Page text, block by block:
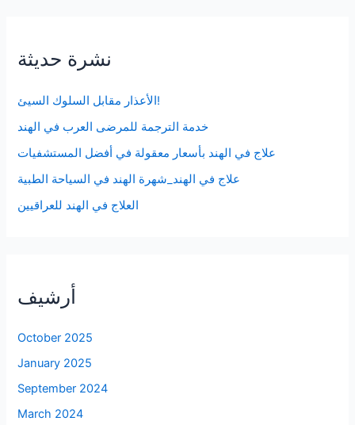
نشرة حديثة
الأعذار مقابل السلوك السيئ!
خدمة الترجمة للمرضى العرب في الهند
علاج في الهند بأسعار معقولة في أفضل المستشفيات
علاج في الهند_شهرة الهند في السياحة الطبية
العلاج في الهند للعراقيين
أرشيف
October 2025
January 2025
September 2024
March 2024